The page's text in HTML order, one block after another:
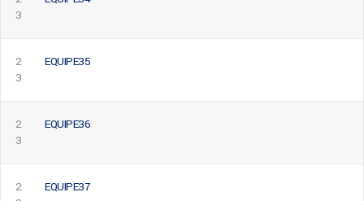
3
2
3
EQUIPE35
2
3
EQUIPE36
2
EQUIPE37